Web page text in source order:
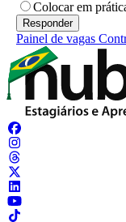
Colocar em
Painel de vagas